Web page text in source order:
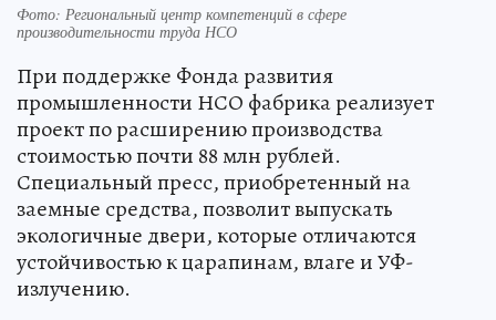
Фото: Региональный центр компетенций в сфере
производительности труда НСО
При поддержке Фонда развития
промышленности НСО фабрика реализует
проект по расширению производства
стоимостью почти 88 млн рублей.
Специальный пресс, приобретенный на
заемные средства, позволит выпускать
экологичные двери, которые отличаются
устойчивостью к царапинам, влаге и УФ-
излучению.